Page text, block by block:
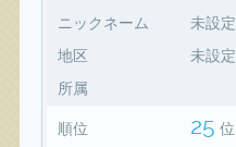
ニックネーム
未設定
地区
未設定
所属
順位 25 位